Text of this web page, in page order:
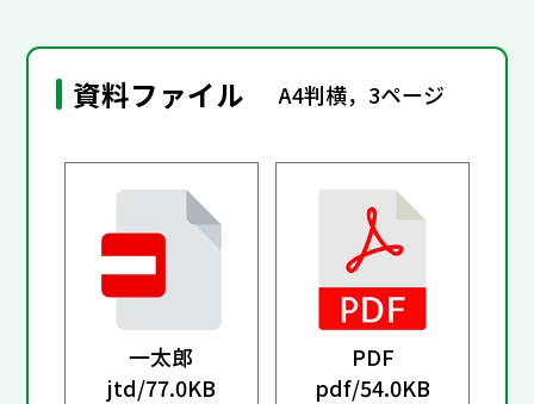
資料ファイル A4判横，3ページ
一太郎
jtd/77.0KB
PDF
pdf/54.0KB